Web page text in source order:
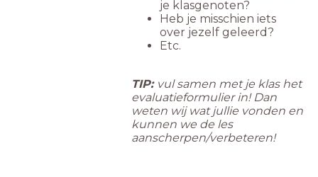
je klasgenoten?
Heb je misschien iets
over jezelf geleerd?
Etc.
TIP: vul samen met je klas het
evaluatieformulier in! Dan
weten wij wat jullie vonden en
kunnen we de les
aanscherpen/verbeteren!